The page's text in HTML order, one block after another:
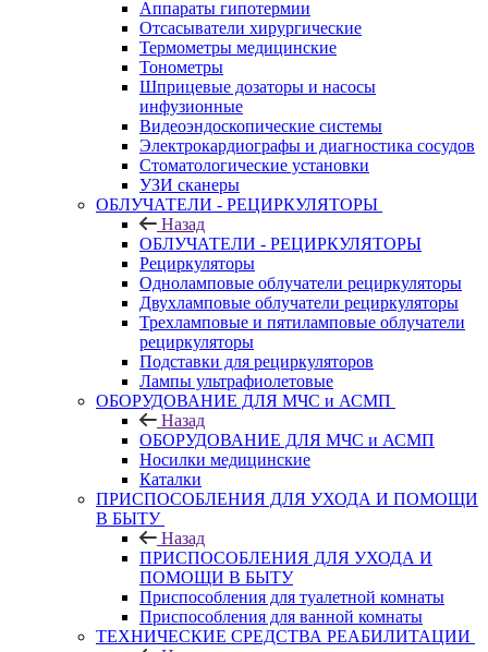
Аппараты гипотермии
Отсасыватели хирургические
Термометры медицинские
Тонометры
Шприцевые дозаторы и насосы
инфузионные
Видеоэндоскопические системы
Электрокардиографы и диагностика сосудов
Стоматологические установки
УЗИ сканеры
ОБЛУЧАТЕЛИ - РЕЦИРКУЛЯТОРЫ
Назад
ОБЛУЧАТЕЛИ - РЕЦИРКУЛЯТОРЫ
Рециркуляторы
Одноламповые облучатели рециркуляторы
Двухламповые облучатели рециркуляторы
Трехламповые и пятиламповые облучатели
рециркуляторы
Подставки для рециркуляторов
Лампы ультрафиолетовые
ОБОРУДОВАНИЕ ДЛЯ МЧС и АСМП
Назад
ОБОРУДОВАНИЕ ДЛЯ МЧС и АСМП
Носилки медицинские
Каталки
ПРИСПОСОБЛЕНИЯ ДЛЯ УХОДА И ПОМОЩИ
В БЫТУ
Назад
ПРИСПОСОБЛЕНИЯ ДЛЯ УХОДА И
ПОМОЩИ В БЫТУ
Приспособления для туалетной комнаты
Приспособления для ванной комнаты
ТЕХНИЧЕСКИЕ СРЕДСТВА РЕАБИЛИТАЦИИ